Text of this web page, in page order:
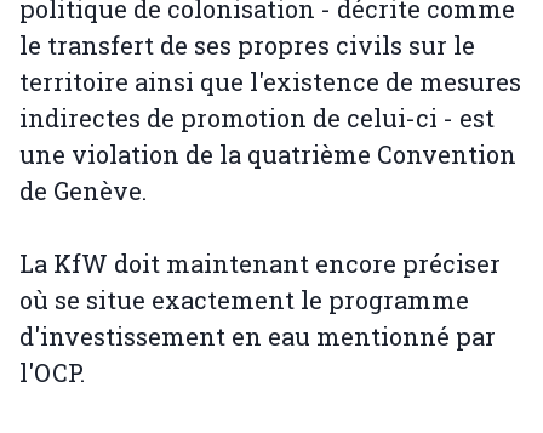
politique de colonisation - décrite comme
le transfert de ses propres civils sur le
territoire ainsi que l'existence de mesures
indirectes de promotion de celui-ci - est
une violation de la quatrième Convention
de Genève.
La KfW doit maintenant encore préciser
où se situe exactement le programme
d'investissement en eau mentionné par
l'OCP.